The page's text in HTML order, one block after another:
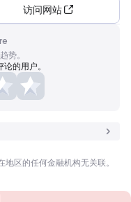
访问网站
势。
的用户。
区的任何金融机构无关联。